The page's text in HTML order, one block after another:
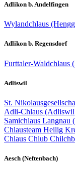
Adlikon b. Andelfingen
Wylandchlaus
Adlikon b. Regensdorf
Furttaler-Waldchlaus
Adliswil
St.
Adli-Chlaus
Samichlaus
Chlausteam Heilig
Chlaus Chlub
Aesch (Neftenbach)